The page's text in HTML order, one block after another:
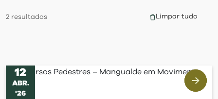
2 resultados Limpar tudo
12
ABR.
'26